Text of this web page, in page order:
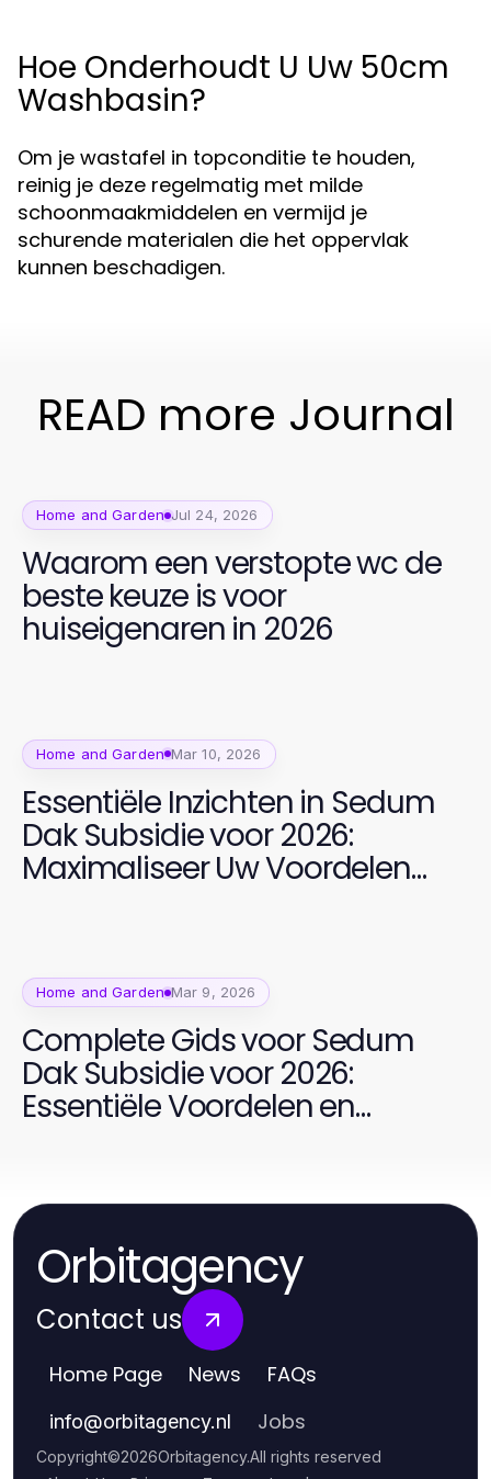
Hoe Onderhoudt U Uw 50cm
Washbasin?
Om je wastafel in topconditie te houden,
reinig je deze regelmatig met milde
schoonmaakmiddelen en vermijd je
schurende materialen die het oppervlak
kunnen beschadigen.
READ more Journal
Home and Garden Jul 24, 2026
Waarom een verstopte wc de
beste keuze is voor
huiseigenaren in 2026
Home and Garden Mar 10, 2026
Essentiële Inzichten in Sedum
Dak Subsidie voor 2026:
Maximaliseer Uw Voordelen
Home and Garden Mar 9, 2026
Complete Gids voor Sedum
Dak Subsidie voor 2026:
Essentiële Voordelen en
Orbitagency
Contact us
Home Page News FAQs
info@orbitagency.nl Jobs
Copyright©2026Orbitagency.All rights reserved